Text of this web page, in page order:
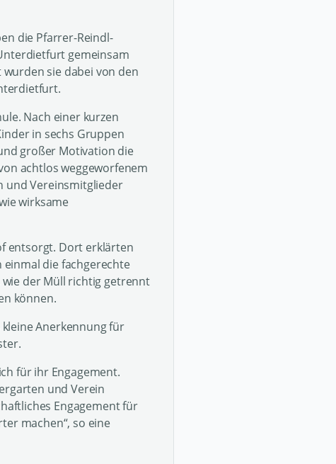
die Pfarrer-Reindl-
gemeinsam
sie dabei von den
Nach einer kurzen
in sechs Gruppen
großer Motivation die
achtlos weggeworfenem
und Vereinsmitglieder
wirksame
entsorgt. Dort erklärten
einmal die fachgerechte
wie der Müll richtig getrennt
können.
Anerkennung für
für ihr Engagement.
und Verein
Engagement für
machen“, so eine